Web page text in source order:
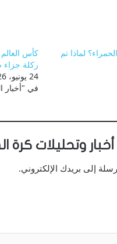
الحمراء؟ لماذا تم
ركلة جزاء
24 يونيو، 2026
في "أخبار
وتحليلات كرة
إلى بريدك الإلكتروني.